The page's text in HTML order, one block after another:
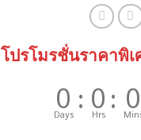
โปรโมรชั่นราคาพิเ
0
Days : 0
Hrs : 0